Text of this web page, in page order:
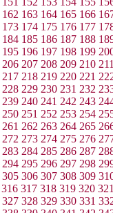
162 163 164 165 166
173 174 175 176 177
184 185 186 187 188
195 196 197 198 199
206 207 208 209 210
217 218 219 220 221
228 229 230 231 232
239 240 241 242 243
250 251 252 253 254
261 262 263 264 265
272 273 274 275 276
283 284 285 286 287
294 295 296 297 298
305 306 307 308 309
316 317 318 319 320
327 328 329 330 331